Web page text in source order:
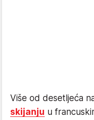
Više od desetljeća
skijanju u